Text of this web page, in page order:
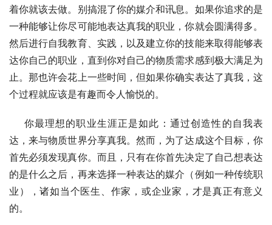
着你就该去做。别搞混了你的媒介和讯息。如果你追求的是
一种能够让你尽可能地表达真我的职业，你就会圆满得多。
然后进行自我教育、实践，以及建立你的技能来取得能够表
达你自己的职业，直到你对自己的物质需求感到极大满足为
止。那也许会花上一些时间，但如果你确实表达了真我，这
个过程就应该是有趣而令人愉悦的。
你最理想的职业生涯正是如此：通过创造性的自我表
达，来与物质世界分享真我。然而，为了达成这个目标，你
首先必须发现真你。而且，只有在你首先决定了自己想表达
的是什么之后，再来选择一种表达的媒介（例如一种传统职
业），诸如当个医生、作家，或企业家，才是真正有意义
的。